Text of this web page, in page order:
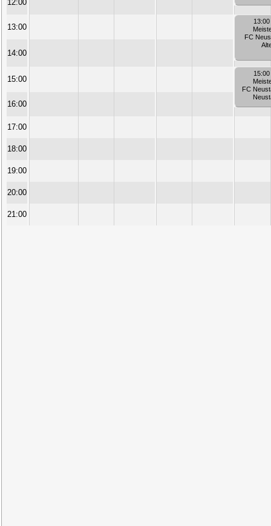
12:00
13:00
FC
14:00
15:00
FC
16:00
17:00
18:00
19:00
20:00
21:00